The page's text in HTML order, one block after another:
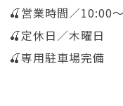
🍒営業時間／10:00
🍒定休日／木曜日
🍒専用駐車場完備